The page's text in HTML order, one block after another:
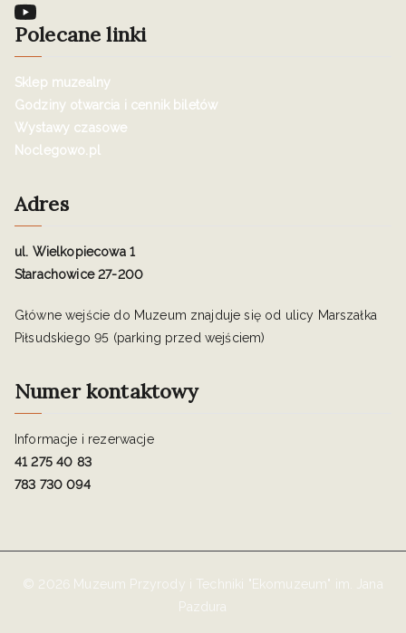
Polecane linki
Sklep muzealny
Godziny otwarcia i cennik biletów
Wystawy czasowe
Noclegowo.pl
Adres
ul. Wielkopiecowa 1
Starachowice 27-200
Główne wejście do Muzeum znajduje się od ulicy Marszałka
Piłsudskiego 95 (parking przed wejściem)
Numer kontaktowy
Informacje i rezerwacje
41 275 40 83
783 730 094
© 2026 Muzeum Przyrody i Techniki "Ekomuzeum" im. Jana
Pazdura